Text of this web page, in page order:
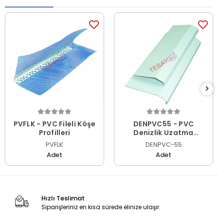
PVFLK - PVC Fileli Köşe
Profilleri
PVFLK
Adet
DENPVC55 - PVC
Denizlik Uzatma
Profilleri
DENPVC-55
Adet
Hızlı Teslimat
Siparişleriniz en kısa sürede elinize ulaşır.